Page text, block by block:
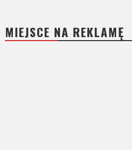
MIEJSCE NA REKLAMĘ